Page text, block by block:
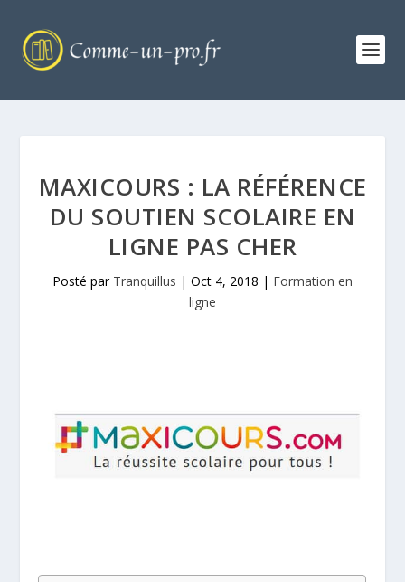
MAXICOURS : LA RÉFÉRENCE
DU SOUTIEN SCOLAIRE EN
LIGNE PAS CHER
Posté par Tranquillus | Oct 4, 2018 | Formation en
ligne